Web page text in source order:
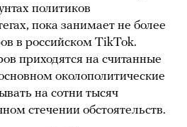
политиков
пока занимает не более
в российском TikTok.
приходятся на считанные
околополитические
на сотни тысяч
стечении обстоятельств.